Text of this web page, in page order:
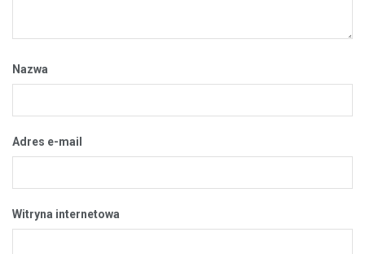
Nazwa
Adres e-mail
Witryna internetowa